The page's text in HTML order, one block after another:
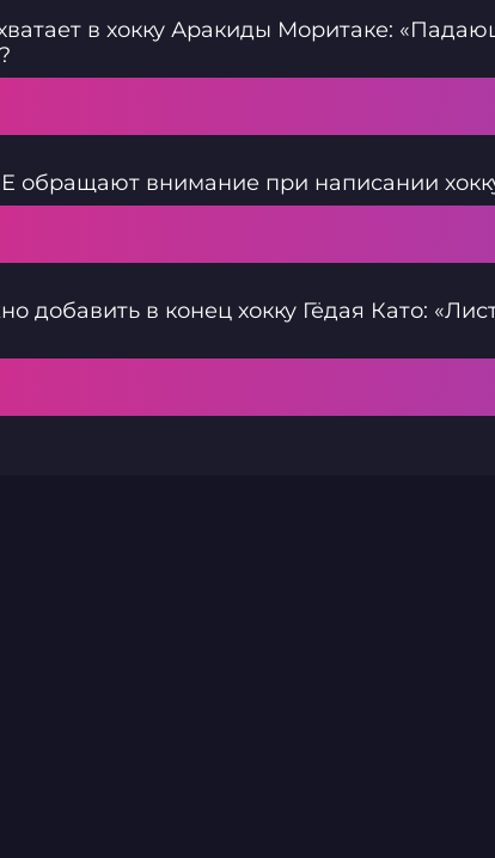
в хокку Аракиды Моритаке:
обращают внимание при написании
добавить в конец хокку Гёдая Като: